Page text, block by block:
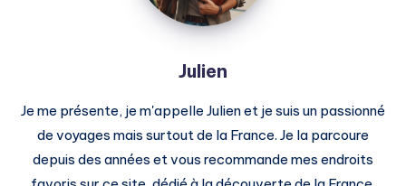
Julien
Je me présente, je m'appelle Julien et je suis un passionné
de voyages mais surtout de la France. Je la parcoure
depuis des années et vous recommande mes endroits